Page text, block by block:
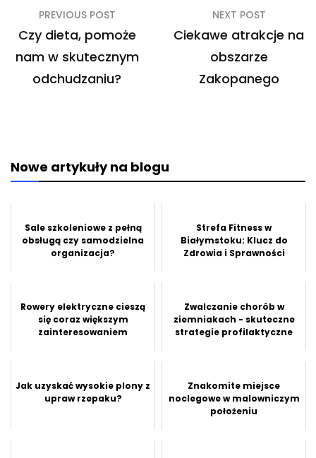
Nawigacja
wpisu
PREVIOUS POST
Czy dieta, pomoże
nam w skutecznym
odchudzaniu?
NEXT POST
Ciekawe atrakcje na
obszarze
Zakopanego
Nowe artykuły na blogu
Sale szkoleniowe z pełną
obsługą czy samodzielna
organizacja?
Strefa Fitness w
Białymstoku: Klucz do
Zdrowia i Sprawności
Rowery elektryczne cieszą
się coraz większym
zainteresowaniem
Zwalczanie chorób w
ziemniakach - skuteczne
strategie profilaktyczne
Jak uzyskać wysokie plony z
upraw rzepaku?
Znakomite miejsce
noclegowe w malowniczym
położeniu